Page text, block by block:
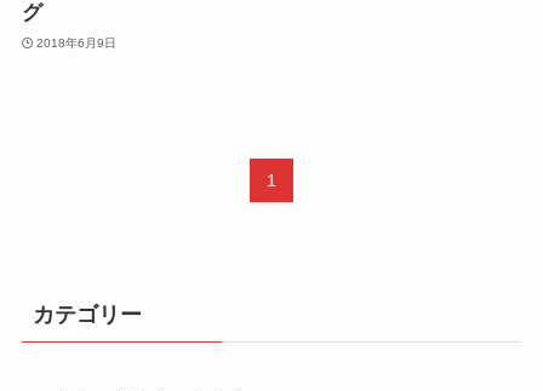
グ
2018年6月9日
1
カテゴリー